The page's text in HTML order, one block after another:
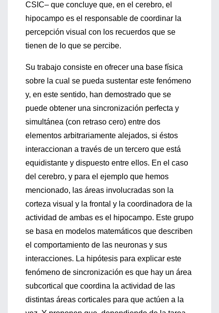
CSIC– que concluye que, en el cerebro, el
hipocampo es el responsable de coordinar la
percepción visual con los recuerdos que se
tienen de lo que se percibe.
Su trabajo consiste en ofrecer una base física
sobre la cual se pueda sustentar este fenómeno
y, en este sentido, han demostrado que se
puede obtener una sincronización perfecta y
simultánea (con retraso cero) entre dos
elementos arbitrariamente alejados, si éstos
interaccionan a través de un tercero que está
equidistante y dispuesto entre ellos. En el caso
del cerebro, y para el ejemplo que hemos
mencionado, las áreas involucradas son la
corteza visual y la frontal y la coordinadora de la
actividad de ambas es el hipocampo. Este grupo
se basa en modelos matemáticos que describen
el comportamiento de las neuronas y sus
interacciones. La hipótesis para explicar este
fenómeno de sincronización es que hay un área
subcortical que coordina la actividad de las
distintas áreas corticales para que actúen a la